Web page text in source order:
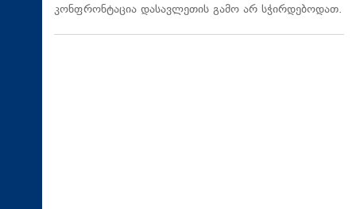
კონფრონტაცია დასავლეთის გამო არ სჭირდებოდათ.